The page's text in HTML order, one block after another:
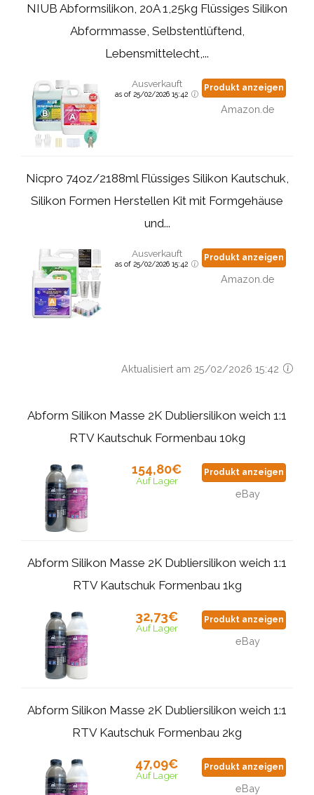
NIUB Abformsilikon, 20A 1,25kg Flüssiges Silikon
Abformmasse, Selbstentlüftend,
Lebensmittelecht,...
Ausverkauft
as of 25/02/2026 15:42
Produkt anzeigen
Amazon.de
Nicpro 74oz/2188ml Flüssiges Silikon Kautschuk,
Silikon Formen Herstellen Kit mit Formgehäuse
und...
Ausverkauft
as of 25/02/2026 15:42
Produkt anzeigen
Amazon.de
Aktualisiert am 25/02/2026 15:42
Abform Silikon Masse 2K Dubliersilikon weich 1:1
RTV Kautschuk Formenbau 10kg
154,80€
Auf Lager
Produkt anzeigen
eBay
Abform Silikon Masse 2K Dubliersilikon weich 1:1
RTV Kautschuk Formenbau 1kg
32,73€
Auf Lager
Produkt anzeigen
eBay
Abform Silikon Masse 2K Dubliersilikon weich 1:1
RTV Kautschuk Formenbau 2kg
47,09€
Auf Lager
Produkt anzeigen
eBay